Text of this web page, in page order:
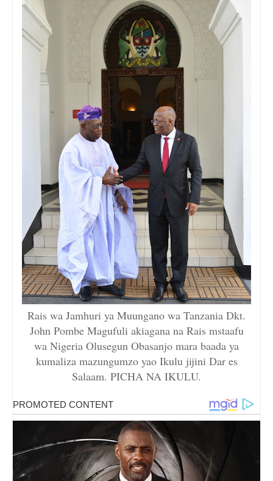
Rais wa Jamhuri ya Muungano wa Tanzania Dkt.
John Pombe Magufuli akiagana na Rais mstaafu
wa Nigeria Olusegun Obasanjo mara baada ya
kumaliza mazungumzo yao Ikulu jijini Dar es
Salaam. PICHA NA IKULU.